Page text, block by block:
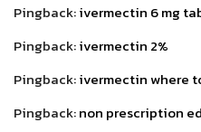
Pingback:ivermectin 6 mg
Pingback:ivermectin 2%
Pingback:ivermectin where
Pingback:non prescription